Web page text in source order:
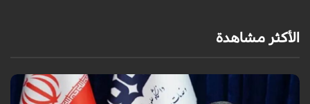
الأكثر مشاهدة